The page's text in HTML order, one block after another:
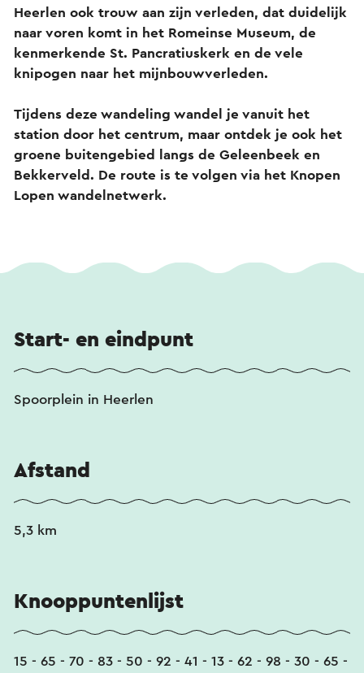
Heerlen ook trouw aan zijn verleden, dat duidelijk
naar voren komt in het Romeinse Museum, de
kenmerkende St. Pancratiuskerk en de vele
knipogen naar het mijnbouwverleden.
Tijdens deze wandeling wandel je vanuit het
station door het centrum, maar ontdek je ook het
groene buitengebied langs de Geleenbeek en
Bekkerveld. De route is te volgen via het Knopen
Lopen wandelnetwerk.
Start- en eindpunt
Spoorplein in Heerlen
Afstand
5,3 km
Knooppuntenlijst
15 - 65 - 70 - 83 - 50 - 92 - 41 - 13 - 62 - 98 - 30 - 65 -